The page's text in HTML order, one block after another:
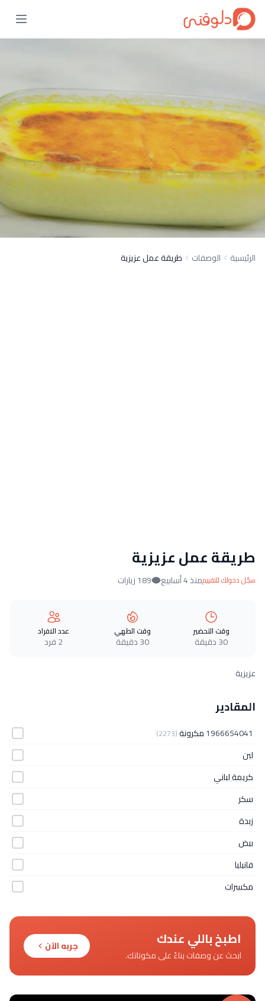
الرئيسية الوصفات طريقة عمل عزيزية
طريقة عمل عزيزية
سجّل دخولك للتقييممنذ 4 أسابيع 189 زيارات
وقت التحضير
30 دقيقة
وقت الطهي
30 دقيقة
عدد الافراد
2 فرد
عزيزية
المقادير
1966654041مكرونة(2273)
لبن
كريمة لباني
سكر
زبدة
بيض
فانيليا
مكسرات
اطبخ باللي عندك
ابحث عن وصفات بناءً على مكوناتك.
جربه الآن